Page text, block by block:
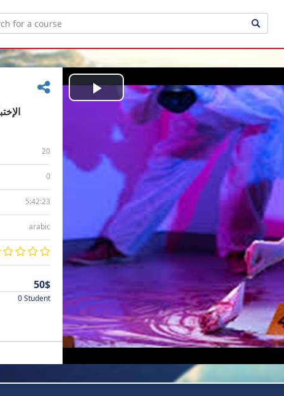
20
0
5:42:23
arabic
50$
0 Student
Play
Video